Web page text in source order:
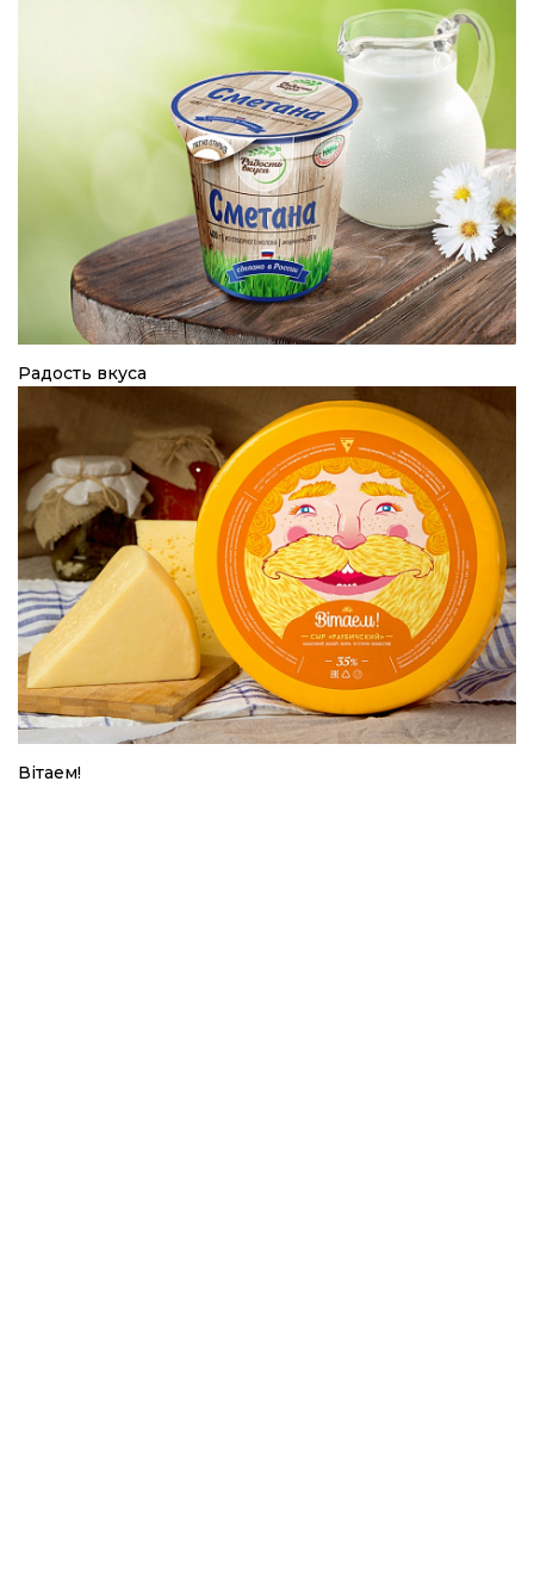
Радость вкуса
Вiтаем!